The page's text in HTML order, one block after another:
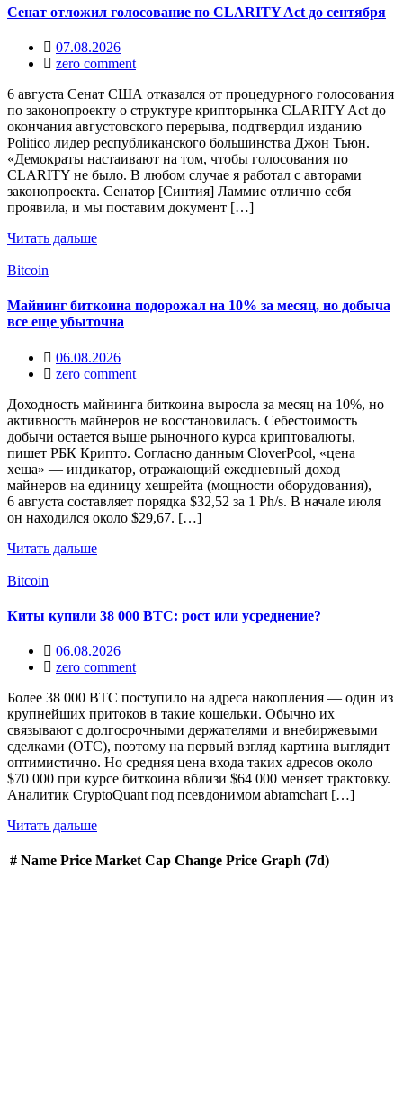
Сенат отложил голосование по CLARITY Act до сентября
07.08.2026
zero comment
6 августа Сенат США отказался от процедурного голосования
по законопроекту о структуре крипторынка CLARITY Act до
окончания августовского перерыва, подтвердил изданию
Politico лидер республиканского большинства Джон Тьюн.
«Демократы настаивают на том, чтобы голосования по
CLARITY не было. В любом случае я работал с авторами
законопроекта. Сенатор [Синтия] Ламмис отлично себя
проявила, и мы поставим документ […]
Читать дальше
Bitcoin
Майнинг биткоина подорожал на 10% за месяц, но добыча
все еще убыточна
06.08.2026
zero comment
Доходность майнинга биткоина выросла за месяц на 10%, но
активность майнеров не восстановилась. Себестоимость
добычи остается выше рыночного курса криптовалюты,
пишет РБК Крипто. Согласно данным CloverPool, «цена
хеша» — индикатор, отражающий ежедневный доход
майнеров на единицу хешрейта (мощности оборудования), —
6 августа составляет порядка $32,52 за 1 Ph/s. В начале июля
он находился около $29,67. […]
Читать дальше
Bitcoin
Киты купили 38 000 BTC: рост или усреднение?
06.08.2026
zero comment
Более 38 000 BTC поступило на адреса накопления — один из
крупнейших притоков в такие кошельки. Обычно их
связывают с долгосрочными держателями и внебиржевыми
сделками (OTC), поэтому на первый взгляд картина выглядит
оптимистично. Но средняя цена входа таких адресов около
$70 000 при курсе биткоина вблизи $64 000 меняет трактовку.
Аналитик CryptoQuant под псевдонимом abramchart […]
Читать дальше
# Name Price Market Cap Change Price Graph (7d)